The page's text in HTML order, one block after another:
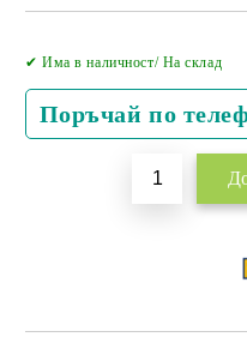
✔ Има в наличност/ На склад
Поръчай по